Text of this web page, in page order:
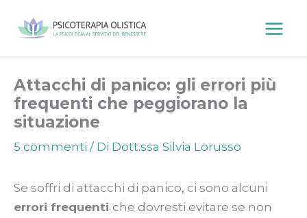
Attacchi di panico: gli errori più
frequenti che peggiorano la
situazione
5 commenti / Di Dott.ssa Silvia Lorusso
Se soffri di attacchi di panico, ci sono alcuni
errori frequenti che dovresti evitare se non